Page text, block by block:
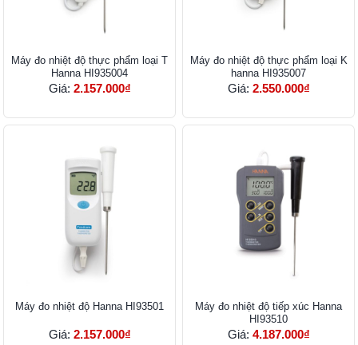
Máy đo nhiệt độ thực phẩm loại T
Hanna HI935004
Giá: 2.157.000₫
Máy đo nhiệt độ thực phẩm loại K
hanna HI935007
Giá: 2.550.000₫
Máy đo nhiệt độ Hanna HI93501
Giá: 2.157.000₫
​​​​​​​Máy đo nhiệt độ tiếp xúc Hanna
HI93510
Giá: 4.187.000₫